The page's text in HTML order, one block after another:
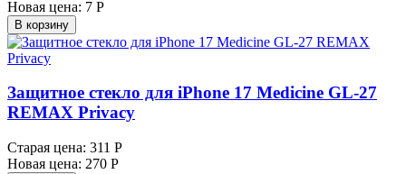
Новая цена: 7 Р
В корзину
Защитное стекло для iPhone 17 Medicine GL-27
REMAX Privacy
Старая цена: 311 Р
Новая цена: 270 Р